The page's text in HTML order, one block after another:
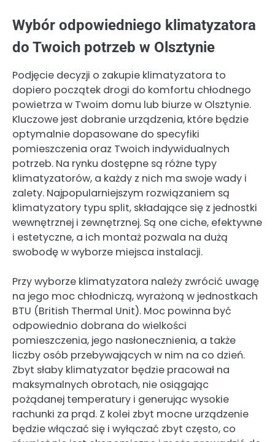
Wybór odpowiedniego klimatyzatora
do Twoich potrzeb w Olsztynie
Podjęcie decyzji o zakupie klimatyzatora to
dopiero początek drogi do komfortu chłodnego
powietrza w Twoim domu lub biurze w Olsztynie.
Kluczowe jest dobranie urządzenia, które będzie
optymalnie dopasowane do specyfiki
pomieszczenia oraz Twoich indywidualnych
potrzeb. Na rynku dostępne są różne typy
klimatyzatorów, a każdy z nich ma swoje wady i
zalety. Najpopularniejszym rozwiązaniem są
klimatyzatory typu split, składające się z jednostki
wewnętrznej i zewnętrznej. Są one ciche, efektywne
i estetyczne, a ich montaż pozwala na dużą
swobodę w wyborze miejsca instalacji.
Przy wyborze klimatyzatora należy zwrócić uwagę
na jego moc chłodniczą, wyrażoną w jednostkach
BTU (British Thermal Unit). Moc powinna być
odpowiednio dobrana do wielkości
pomieszczenia, jego nasłonecznienia, a także
liczby osób przebywających w nim na co dzień.
Zbyt słaby klimatyzator będzie pracował na
maksymalnych obrotach, nie osiągając
pożądanej temperatury i generując wysokie
rachunki za prąd. Z kolei zbyt mocne urządzenie
będzie włączać się i wyłączać zbyt często, co